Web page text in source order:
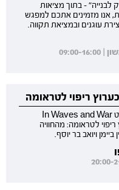
- בתוך מציאות
אנו מזמינים אתכם למפגש
עוגנים ובמציאת תקווה.
מכון מפרשים מזמין לערב עיון שיעסוק בסרט In Waves and War
לטראומה: מהחוויה
ויואב בר יוסף.